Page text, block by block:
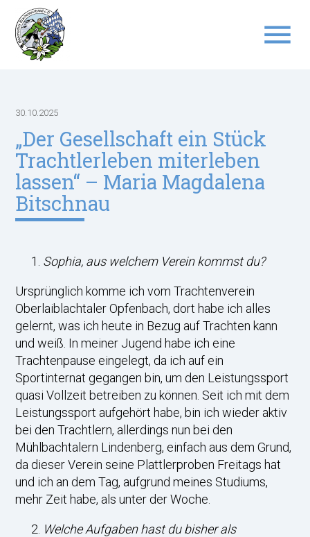
menu
30.10.2025
„Der Gesellschaft ein Stück
Trachtlerleben miterleben
lassen“ – Maria Magdalena
Bitschnau
Sophia, aus welchem Verein kommst du?
Ursprünglich komme ich vom Trachtenverein
Oberlaiblachtaler Opfenbach, dort habe ich alles
gelernt, was ich heute in Bezug auf Trachten kann
und weiß. In meiner Jugend habe ich eine
Trachtenpause eingelegt, da ich auf ein
Sportinternat gegangen bin, um den Leistungssport
quasi Vollzeit betreiben zu können. Seit ich mit dem
Leistungssport aufgehört habe, bin ich wieder aktiv
bei den Trachtlern, allerdings nun bei den
Mühlbachtalern Lindenberg, einfach aus dem Grund,
da dieser Verein seine Plattlerproben Freitags hat
und ich an dem Tag, aufgrund meines Studiums,
mehr Zeit habe, als unter der Woche.
Welche Aufgaben hast du bisher als